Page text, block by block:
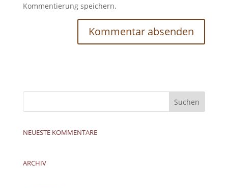
Kommentierung speichern.
NEUESTE KOMMENTARE
ARCHIV